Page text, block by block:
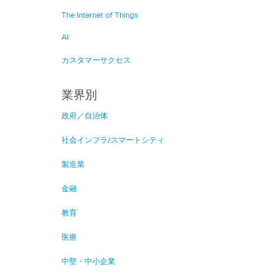
The Internet of Things
AI
カスタマーサクセス
業界別
政府／自治体
社会インフラ/スマートシティ
製造業
金融
教育
医療
中堅・中小企業